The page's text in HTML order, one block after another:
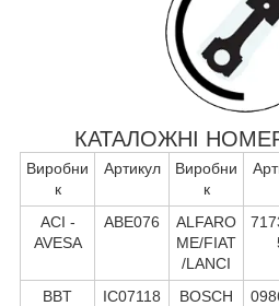
КАТАЛОЖНІ
Виробни
к
Артикул
Виробни
к
ACI -
AVESA
ABE076
ALFARO
ME/FIAT
/LANCI
BBT IC07118 BOSCH